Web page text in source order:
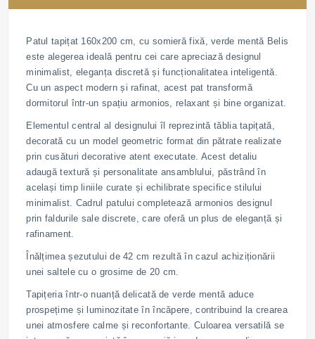
Patul tapițat 160x200 cm, cu somieră fixă, verde mentă Belis
este alegerea ideală pentru cei care apreciază designul
minimalist, eleganța discretă și funcționalitatea inteligentă.
Cu un aspect modern și rafinat, acest pat transformă
dormitorul într-un spațiu armonios, relaxant și bine organizat.
Elementul central al designului îl reprezintă tăblia tapițată,
decorată cu un model geometric format din pătrate realizate
prin cusături decorative atent executate. Acest detaliu
adaugă textură și personalitate ansamblului, păstrând în
același timp liniile curate și echilibrate specifice stilului
minimalist. Cadrul patului completează armonios designul
prin faldurile sale discrete, care oferă un plus de eleganță și
rafinament.
Înălțimea șezutului de 42 cm rezultă în cazul achiziționării
unei saltele cu o grosime de 20 cm.
Tapițeria într-o nuanță delicată de verde mentă aduce
prospețime și luminozitate în încăpere, contribuind la crearea
unei atmosfere calme și reconfortante. Culoarea versatilă se